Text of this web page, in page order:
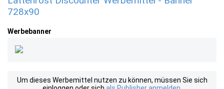
728x90
Werbebanner
Um dieses Werbemittel nutzen zu können, müssen Sie sich